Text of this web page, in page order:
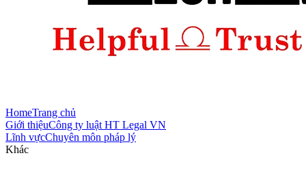
HomeTrang chủ
Giới thiệuCông ty luật HT Legal VN
Lĩnh vựcChuyên môn pháp lý
Khác